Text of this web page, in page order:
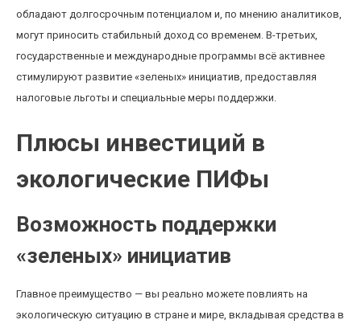
обладают долгосрочным потенциалом и, по мнению аналитиков,
могут приносить стабильный доход со временем. В-третьих,
государственные и международные программы всё активнее
стимулируют развитие «зеленых» инициатив, предоставляя
налоговые льготы и специальные меры поддержки.
Плюсы инвестиций в
экологические ПИФы
Возможность поддержки
«зеленых» инициатив
Главное преимущество — вы реально можете повлиять на
экологическую ситуацию в стране и мире, вкладывая средства в